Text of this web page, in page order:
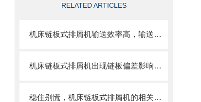
RELATED ARTICLES
机床链板式排屑机输送效率高，输送速度选择范围大
机床链板式排屑机出现链板偏差影响效率了怎么办？
稳住别慌，机床链板式排屑机的相关信息马上来